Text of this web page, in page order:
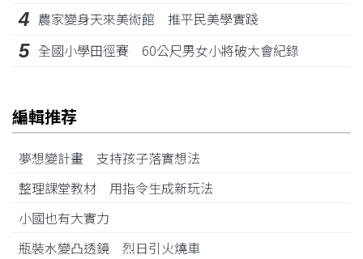
4 農家變身天來美術館 推平民美學實踐
5 全國小學田徑賽 60公尺男女小將破大會紀錄
編輯推荐
夢想變計畫 支持孩子落實想法
整理課堂教材 用指令生成新玩法
小國也有大實力
瓶裝水變凸透鏡 烈日引火燒車